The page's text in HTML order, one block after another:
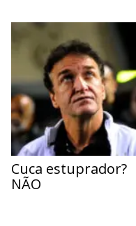
Cuca estuprador?
NÃO